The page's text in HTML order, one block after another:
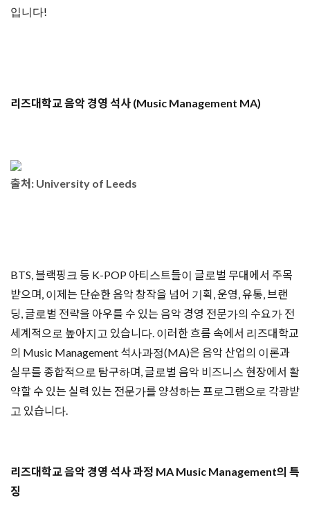
입니다!
리즈대학교 음악 경영 석사 (Music Management MA)
출처: University of Leeds
BTS, 블랙핑크 등 K-POP 아티스트들이 글로벌 무대에서 주목
받으며, 이제는 단순한 음악 창작을 넘어 기획, 운영, 유통, 브랜
딩, 글로벌 전략을 아우를 수 있는 음악 경영 전문가의 수요가 전
세계적으로 높아지고 있습니다. 이러한 흐름 속에서 리즈대학교
의 Music Management 석사과정(MA)은 음악 산업의 이론과
실무를 종합적으로 탐구하며, 글로벌 음악 비즈니스 현장에서 활
약할 수 있는 실력 있는 전문가를 양성하는 프로그램으로 각광받
고 있습니다.​
리즈대학교 음악 경영 석사 과정 MA Music Management의 특
징